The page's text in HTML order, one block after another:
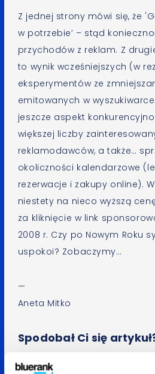
Z jednej strony mówi się, że
w potrzebie’ – stąd
przychodów z reklam. Z
to wynik wcześniejszych (w
eksperymentów ze
emitowanych w
jeszcze aspekt
większej liczby
reklamodawców, a także…
okoliczności kalendarzowe
rezerwacje i zakupy online).
niestety na nieco wyższą
za kliknięcie w link
2008 r. Czy po Nowym Roku
uspokoi? Zobaczymy…
—
Aneta Mitko
Spodobał Ci się
LinkedIn